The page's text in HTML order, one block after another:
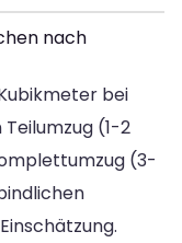
nach
bei
(1-2
(3-